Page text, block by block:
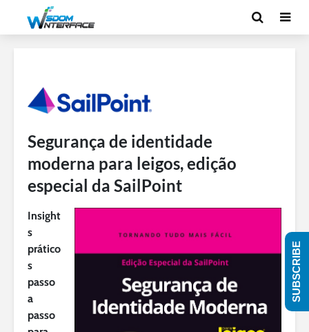
Segurança de identidade
moderna para leigos, edição
especial da SailPoint
Insight
s
prático
s
passo
a
passo
SUBSCRIBE